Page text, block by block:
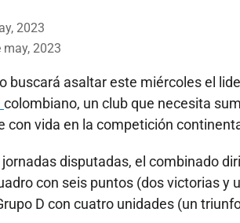
2023
2023
buscará asaltar este miércoles el
colombiano, un club que necesita
con vida en la competición
disputadas, el combinado
con seis puntos (dos victorias y
D con cuatro unidades (un